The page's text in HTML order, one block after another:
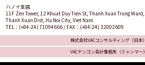
ハノイ支店
11F Zen Tower, 12 Khuat Duy Tien St, Thanh Xuan Trung Ward,
Thanh Xuan Dist, Ha Noi City, Viet Nam
TEL：(+84-24) 71094666 / FAX：(+84-24) 32002609
株式会社VACコンサルティング（日本）
VACヤンゴン会計事務所（ミャンマー）